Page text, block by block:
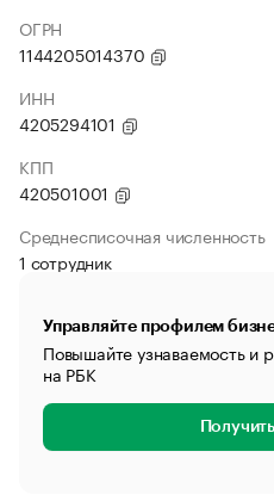
ОГРН
1144205014370
ИНН
4205294101
КПП
420501001
Среднесписочная численность
1 сотрудник
Управляйте профилем
Повышайте узнаваемость и
на РБК